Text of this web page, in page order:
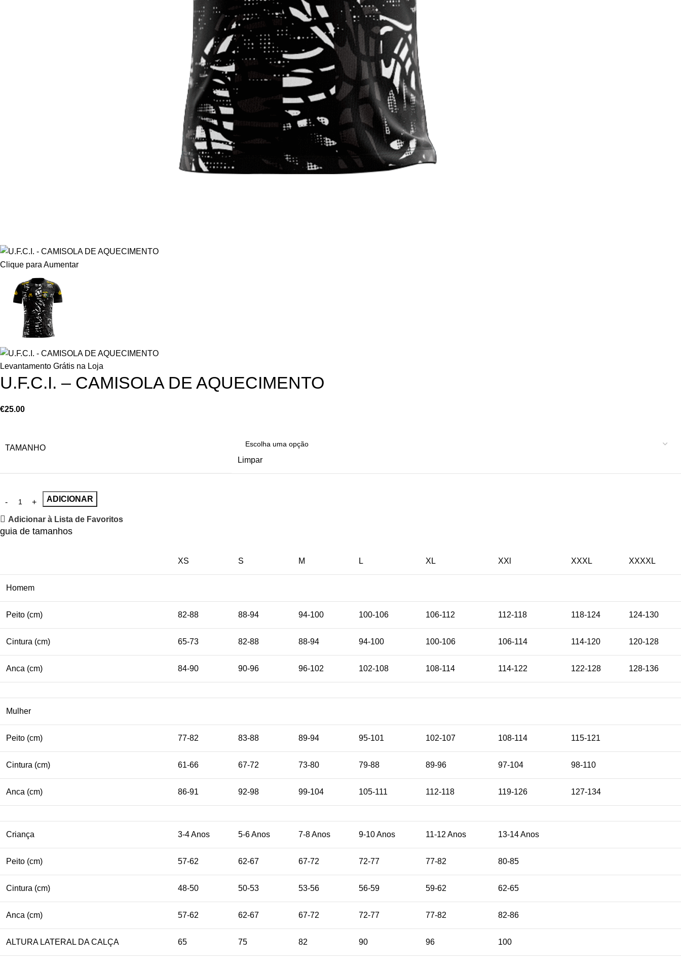
Clique para Aumentar
Levantamento Grátis na Loja
U.F.C.I. – CAMISOLA DE AQUECIMENTO
€25.00
TAMANHO
Limpar
ADICIONAR
Adicionar à Lista de Favoritos
guia de tamanhos
XS S M L XL XXl XXXL XXXXL
Homem
Peito (cm) 82-88 88-94 94-100 100-106 106-112 112-118 118-124 124-130
Cintura (cm) 65-73 82-88 88-94 94-100 100-106 106-114 114-120 120-128
Anca (cm) 84-90 90-96 96-102 102-108 108-114 114-122 122-128 128-136
Mulher
Peito (cm) 77-82 83-88 89-94 95-101 102-107 108-114 115-121
Cintura (cm) 61-66 67-72 73-80 79-88 89-96 97-104 98-110
Anca (cm) 86-91 92-98 99-104 105-111 112-118 119-126 127-134
Criança 3-4 Anos 5-6 Anos 7-8 Anos 9-10 Anos 11-12 Anos 13-14 Anos
Peito (cm) 57-62 62-67 67-72 72-77 77-82 80-85
Cintura (cm) 48-50 50-53 53-56 56-59 59-62 62-65
Anca (cm) 57-62 62-67 67-72 72-77 77-82 82-86
ALTURA LATERAL DA CALÇA 65 75 82 90 96 100